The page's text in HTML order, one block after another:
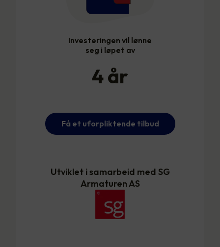
Investeringen vil lønne
seg i løpet av
4år
Få et uforpliktende tilbud
Utviklet i samarbeid med SG
Armaturen AS